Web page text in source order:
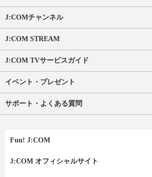
J:COMチャンネル
J:COM STREAM
J:COM TVサービスガイド
イベント・プレゼント
サポート・よくある質問
Fun! J:COM
J:COM オフィシャルサイト